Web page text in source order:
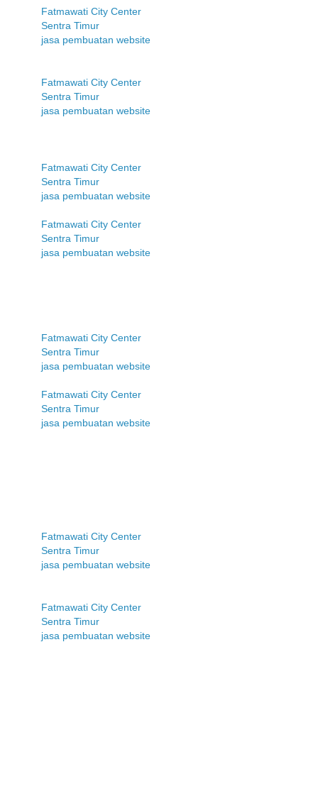
Fatmawati City Center
Sentra Timur
jasa pembuatan website
Fatmawati City Center
Sentra Timur
jasa pembuatan website
Fatmawati City Center
Sentra Timur
jasa pembuatan website
Fatmawati City Center
Sentra Timur
jasa pembuatan website
Fatmawati City Center
Sentra Timur
jasa pembuatan website
Fatmawati City Center
Sentra Timur
jasa pembuatan website
Fatmawati City Center
Sentra Timur
jasa pembuatan website
Fatmawati City Center
Sentra Timur
jasa pembuatan website